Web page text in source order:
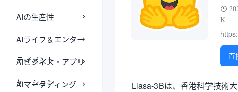
AIの生産性
AIライフ＆エンター
テイメント
AIビジネス・アプリ
ケーション
AIマーケティング
K
直
Llasa-3Bは、香港科学技術